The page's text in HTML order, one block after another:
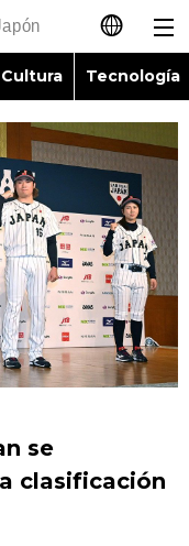
日本語
English
繁體字
Français
العربية
Cultura Tecnología
se
clasificación